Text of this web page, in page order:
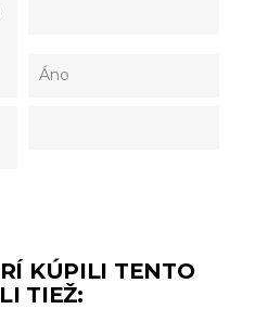
Áno
KÚPILI TENTO
TIEŽ: